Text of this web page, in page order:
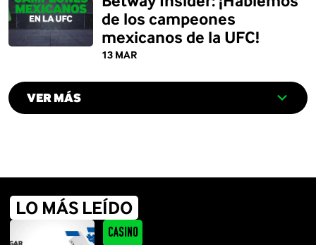
13 MAR
de los campeones
mexicanos de la UFC!
VER MÁS
LO MÁS LEÍDO
Casino